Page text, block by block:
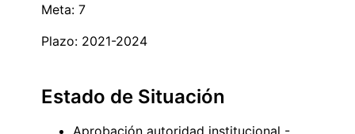
Meta: 7
Plazo: 2021-2024
Estado de Situación
Aprobación autoridad institucional -